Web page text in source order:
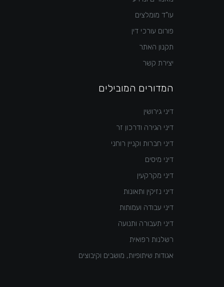
עו"ד מומלצים
פורום עורכי דין
תקנון האתר
יצירת קשר
המדורים המובילים
דיני גירושין
דיני הגירה ודרכון זר
דיני חברות וקניין רוחני
דיני מיסים
דיני מקרקעין
דיני נזיקין ותאונות
דיני עבודה ועמותות
דיני תעבורה ותנועה
רשלנות רפואית
אגודות שיתופיות, מושבים וקיבוצים